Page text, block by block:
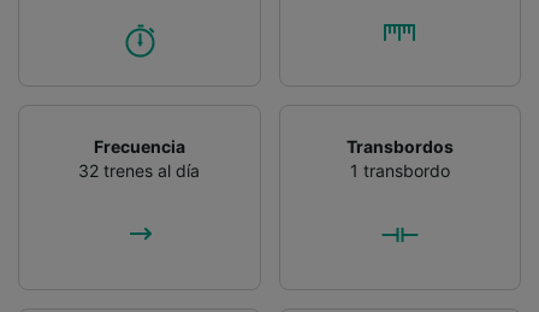
Frecuencia
32 trenes al día
Transbordos
1 transbordo